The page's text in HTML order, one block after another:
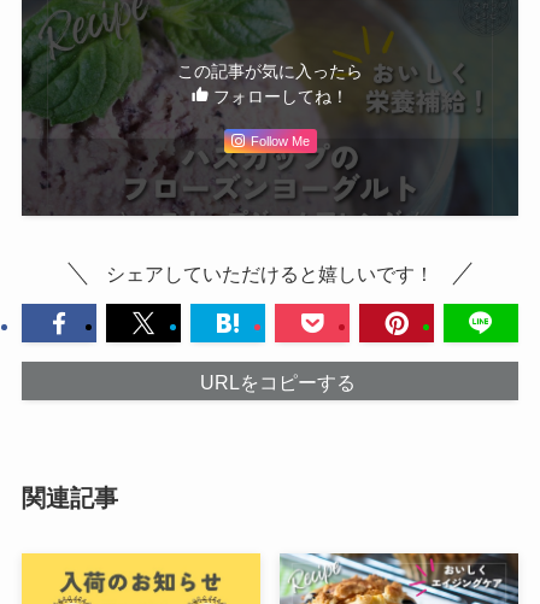
この記事が気に入ったら
フォローしてね！
Follow Me
シェアしていただけると嬉しいです！
URLをコピーする
関連記事